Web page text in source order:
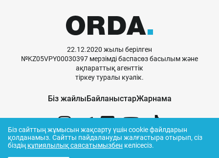
22.12.2020 жылы берілген
№KZ05VPY00030397 мерзімді баспасөз басылым және
ақпараттық агенттік
тіркеу туралы куәлік.
Біз жайлыБайланыстарЖарнама
Біз сайттың жұмысын жақсарту үшін cookie файлдарын
қолданамыз. Сайтты пайдалануды жалғастыра отырып, сіз
біздің құпиялылық саясатымызбен келісесіз.